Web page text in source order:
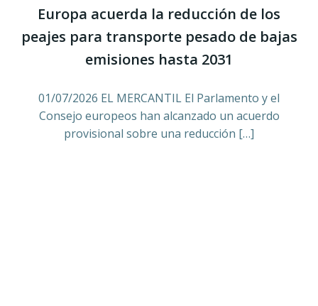
Europa acuerda la reducción de los
peajes para transporte pesado de bajas
emisiones hasta 2031
01/07/2026 EL MERCANTIL El Parlamento y el
Consejo europeos han alcanzado un acuerdo
provisional sobre una reducción […]